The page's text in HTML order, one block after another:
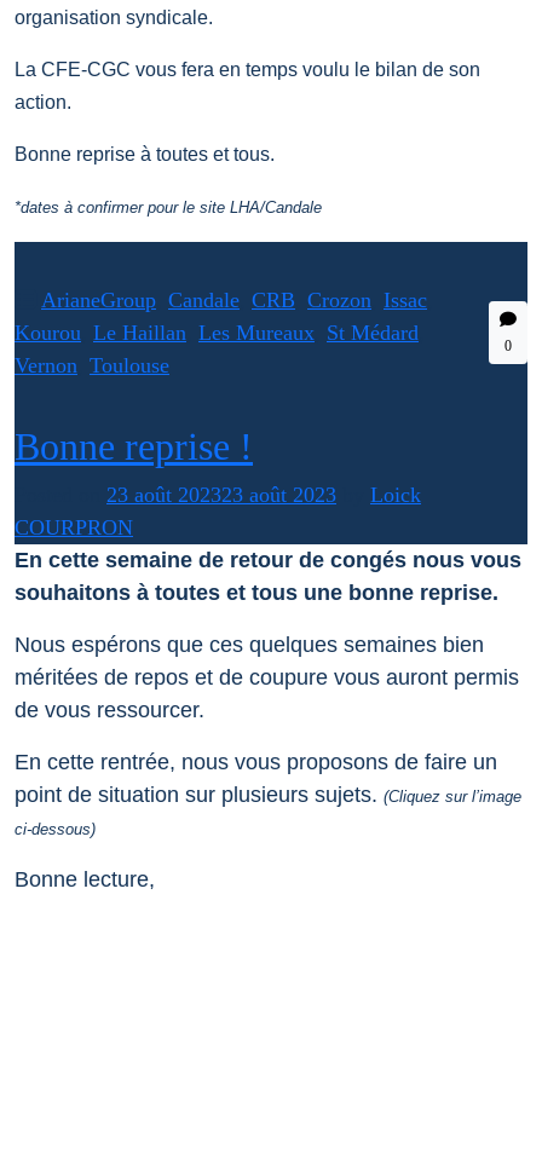
organisation syndicale.
La CFE-CGC vous fera en temps voulu le bilan de son
action.
Bonne reprise à toutes et tous.
*dates à confirmer pour le site LHA/Candale
ArianeGroup Candale CRB Crozon Issac
Kourou Le Haillan Les Mureaux St Médard
Vernon Toulouse
0
Bonne reprise !
23 août 202323 août 2023
Loick
COURPRON
En cette semaine de retour de congés nous vous
souhaitons à toutes et tous une bonne reprise.
Nous espérons que ces quelques semaines bien
méritées de repos et de coupure vous auront permis
de vous ressourcer.
En cette rentrée, nous vous proposons de faire un
point de situation sur plusieurs sujets. (Cliquez sur l’image
ci-dessous)
Bonne lecture,